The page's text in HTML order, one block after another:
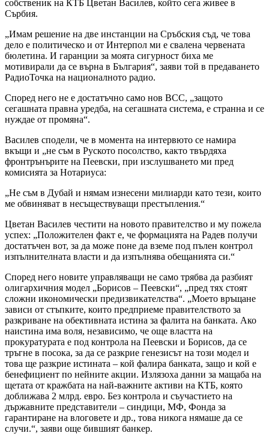
собственик на КТБ Цветан Василев, който сега живее в
Сърбия.
„Имам решение на две инстанции на Сръбския съд, че това
дело е политическо и от Интерпол ми е свалена червената
бюлетина. И гаранции за моята сигурност биха ме
мотивирали да се върна в България“, заяви той в предаването
РадиоТочка на националното радио.
Според него не е достатъчно само нов ВСС, „защото
сегашната правна уредба, на сегашната система, е странна и се
нуждае от промяна“.
Василев сподели, че в момента на интервюто се намира
вкъщи и „не съм в Руското посолство, както твърдяха
фронтрънърите на Пеевски, при изслушването ми пред
комисията за Нотариуса:
„Не съм в Дубай и нямам изнесени милиарди като тези, които
ме обвиняват в несъществуващи престъпления.“
Цветан Василев честити на новото правителство и му пожела
успех: „Положителен факт е, че формацията на Радев получи
достатъчен вот, за да може поне да вземе под пълен контрол
изпълнителната власти и да изпълнява обещанията си.“
Според него новите управляващи не само трябва да разбият
олигархичния модел „Борисов – Пеевски“, „пред тях стоят
сложни икономически предизвикателства“. „Моето връщане
зависи от стъпките, които предприеме правителството за
разкриване на обективната истина за фалита на банката. Ако
наистина има воля, независимо, че още властта на
прокуратурата е под контрола на Пеевски и Борисов, да се
тръгне в посока, за да се разкрие генезисът на този модел и
това ще разкрие истината – кой фалира банката, защо и кой е
бенефициент по нейните акции. Излязоха данни за мащаба на
щетата от кражбата на най-важните активи на КТБ, която
доближава 2 млрд. евро. Без контрола и съучастието на
държавните представители – синдици, МФ, Фонда за
гарантиране на влоговете и др., това никога нямаше да се
случи.“, заяви още бившият банкер.